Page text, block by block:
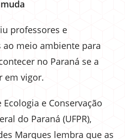
professores e
meio ambiente para
no Paraná se a
em vigor.
e Conservação
do Paraná (UFPR),
Marques lembra que as